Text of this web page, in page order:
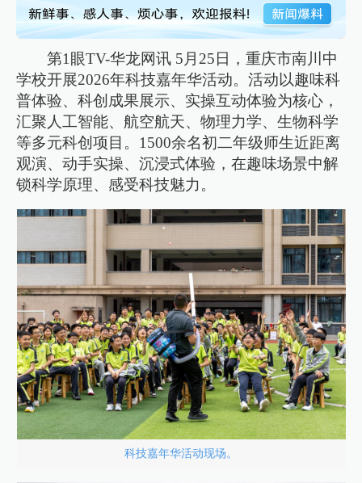
第1眼TV-华龙网讯 5月25日，重庆市南川中
学校开展2026年科技嘉年华活动。活动以趣味科
普体验、科创成果展示、实操互动体验为核心，
汇聚人工智能、航空航天、物理力学、生物科学
等多元科创项目。1500余名初二年级师生近距离
观演、动手实操、沉浸式体验，在趣味场景中解
锁科学原理、感受科技魅力。
科技嘉年华活动现场。